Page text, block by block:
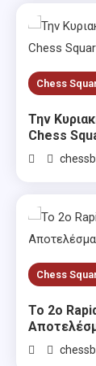
Chess
Την
Chess
Chess
Το 2ο